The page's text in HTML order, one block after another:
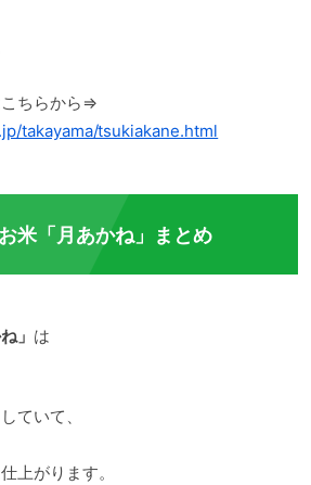
ちらから⇒
takayama/tsukiakane.html
米「月あかね」まとめ
」 は
ていて、
上がります。